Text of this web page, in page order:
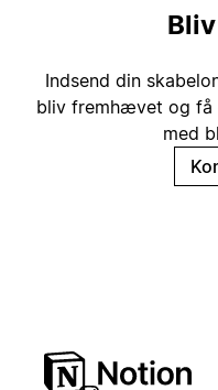
Indsend din
bliv fremhævet og få
med